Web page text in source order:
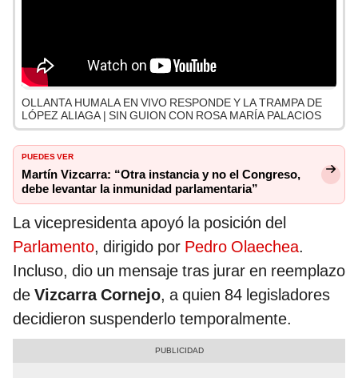
OLLANTA HUMALA EN VIVO RESPONDE Y LA TRAMPA DE
LÓPEZ ALIAGA | SIN GUION CON ROSA MARÍA PALACIOS
PUEDES VER
Martín Vizcarra: “Otra instancia y no el Congreso,
debe levantar la inmunidad parlamentaria”
La vicepresidenta apoyó la posición del
Parlamento, dirigido por Pedro Olaechea.
Incluso, dio un mensaje tras jurar en reemplazo
de Vizcarra Cornejo, a quien 84 legisladores
decidieron suspenderlo temporalmente.